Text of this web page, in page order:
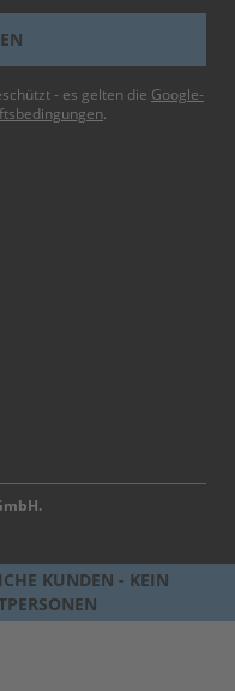
- es gelten die Google-
.
KUNDEN - KEIN